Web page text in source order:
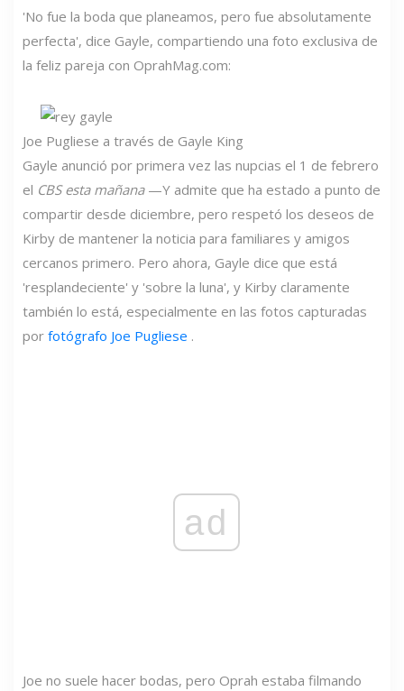
'No fue la boda que planeamos, pero fue absolutamente
perfecta', dice Gayle, compartiendo una foto exclusiva de
la feliz pareja con OprahMag.com:
Joe Pugliese a través de Gayle King
Gayle anunció por primera vez las nupcias el 1 de febrero
el CBS esta mañana—Y admite que ha estado a punto de
compartir desde diciembre, pero respetó los deseos de
Kirby de mantener la noticia para familiares y amigos
cercanos primero. Pero ahora, Gayle dice que está
'resplandeciente' y 'sobre la luna', y Kirby claramente
también lo está, especialmente en las fotos capturadas
por fotógrafo Joe Pugliese .
ad
Joe no suele hacer bodas, pero Oprah estaba filmando